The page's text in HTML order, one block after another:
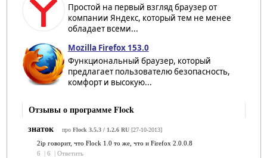
Простой на первый взгляд браузер от
компании Яндекс, который тем не менее
обладает всеми...
Mozilla Firefox 153.0
Функциональный браузер, который
предлагает пользователю безопасность,
комфорт и высокую...
Отзывы о программе Flock
знаток
про Flock 3.5.3 / 1.2.6 RU[27-10-2013]
2ip говорит, что Flock 1.0 то же, что и Firefox 2.0.0.8
6
6 Ответить